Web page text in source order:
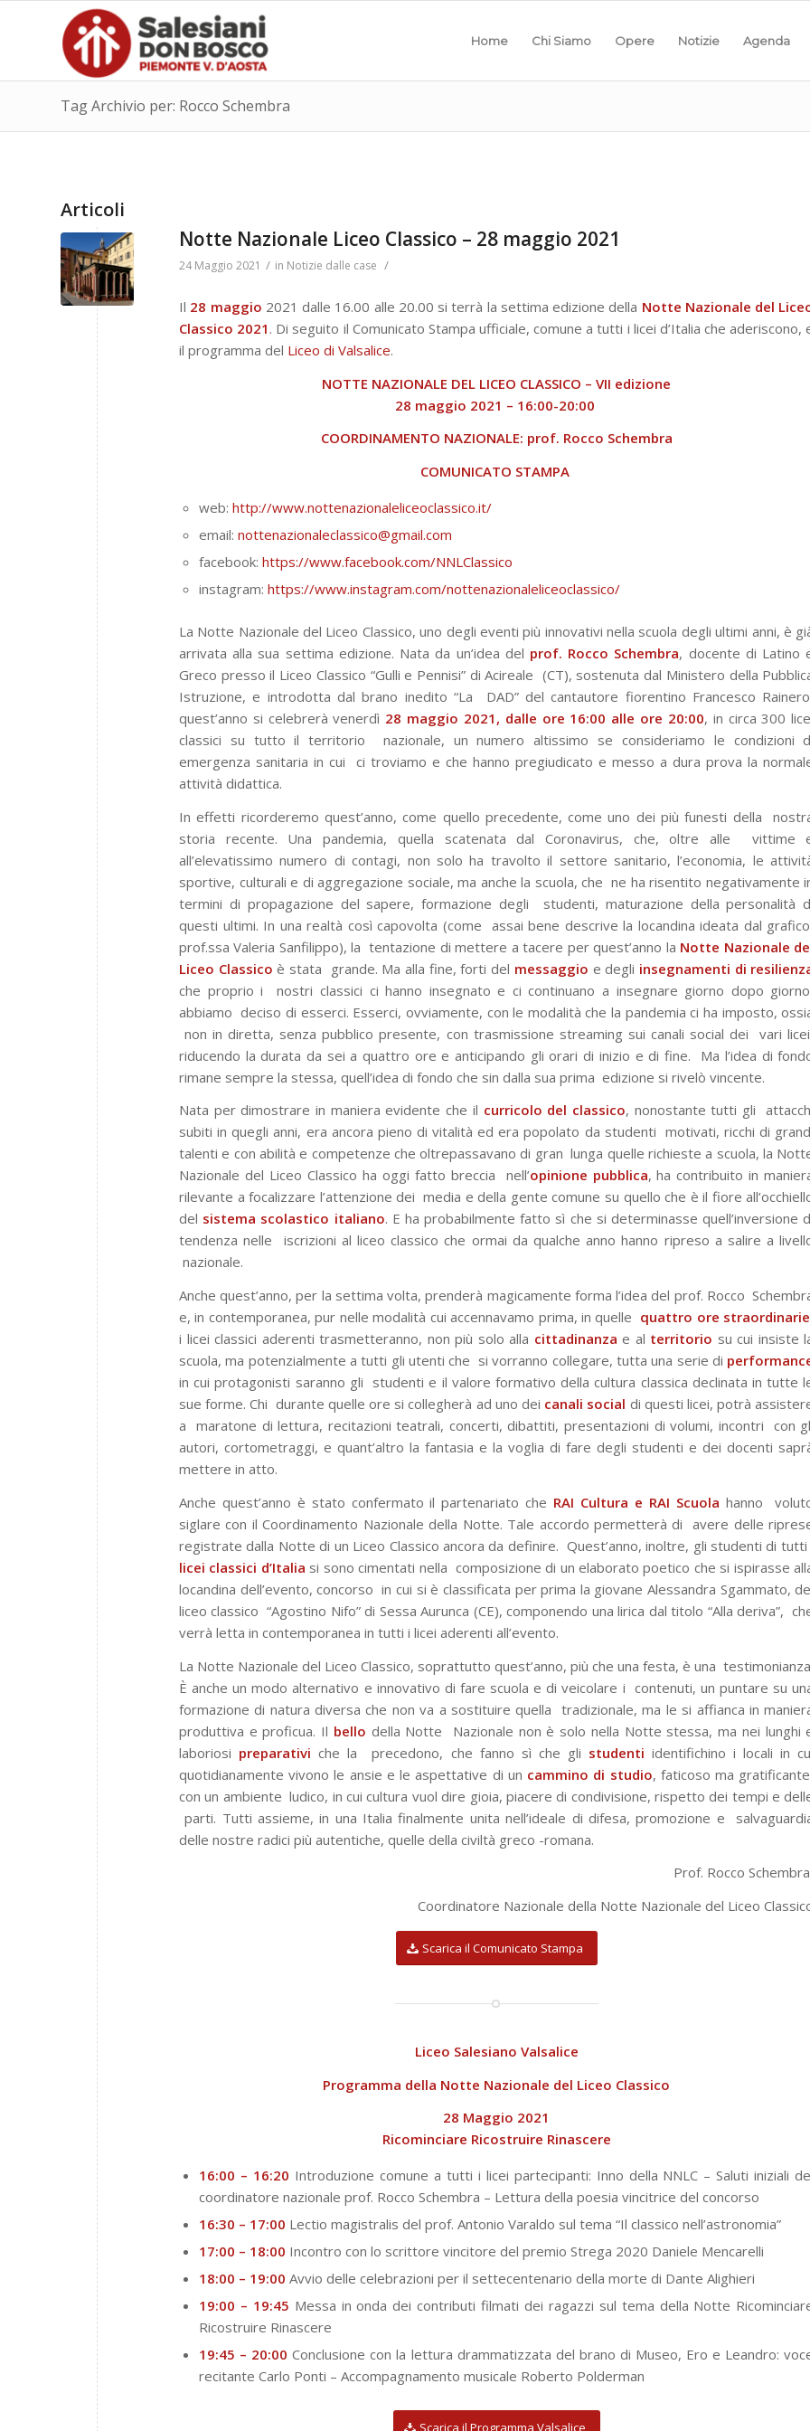
Home Chi Siamo Opere Notizie Agenda
Tag Archivio per: Rocco Schembra
Articoli
Notte Nazionale Liceo Classico – 28 maggio 2021
24 Maggio 2021 / in Notizie dalle case /
Il 28 maggio 2021 dalle 16.00 alle 20.00 si terrà la settima edizione della Notte Nazionale del
Classico 2021 . Di seguito il Comunicato Stampa ufficiale, comune a tutti i licei d’Italia che aderiscono,
il programma del Liceo di Valsalice.
NOTTE NAZIONALE DEL LICEO CLASSICO – VII edizione
28 maggio 2021 – 16:00-20:00
COORDINAMENTO NAZIONALE: prof. Rocco Schembra
COMUNICATO STAMPA
web: http://www.nottenazionaleliceoclassico.it/
email: nottenazionaleclassico@gmail.com
facebook: https://www.facebook.com/NNLClassico
instagram: https://www.instagram.com/nottenazionaleliceoclassico/
La Notte Nazionale del Liceo Classico, uno degli eventi più innovativi nella scuola degliultimi anni, è
arrivata alla sua settima edizione. Nata da un’idea del prof. Rocco Schembra, docente di Latino
Greco presso il Liceo Classico “Gulli e Pennisi” di Acireale (CT), sostenuta dal Ministero della
Istruzione, e introdotta dal brano inedito “La
DAD” del cantautore fiorentino Francesco
quest’anno si celebrerà venerdì 28 maggio 2021, dalle ore 16:00 alle ore 20:00, in circa 300
classici su tutto il territorio
nazionale, un numero altissimo se consideriamo le condizioni
emergenza sanitaria in cui
ci troviamo e che hanno pregiudicato e messo a dura prova la
attività didattica.
In effetti ricorderemo quest’anno, come quello precedente, come uno dei più funesti della
storia recente. Una pandemia, quella scatenata dal Coronavirus, che, oltre alle
vittime
all’elevatissimo numero di contagi, non solo ha travolto il settore sanitario,l’economia, le
sportive, culturali e di aggregazione sociale, ma anche la scuola, che ne ha risentito negativamente
termini di propagazione del sapere, formazione degli
studenti, maturazione della personalità
questi ultimi. In una realtà così capovolta (come assai bene descrive la locandina ideata dal
prof.ssa Valeria Sanfilippo), la tentazione di mettere a tacere per quest’anno la Notte Nazionale
Liceo Classico è stata grande. Ma alla fine, forti del messaggio e degli insegnamenti di
che proprio i
nostri classici ci hanno insegnato e ci continuano a insegnare giorno dopo
abbiamo deciso di esserci. Esserci, ovviamente, con le modalità che la pandemia ci ha imposto,
non in diretta, senza pubblico presente, con trasmissione streaming sui canali social dei
vari
riducendo la durata da sei a quattro ore e anticipando gli orari di inizio e di fine.
Ma l’idea di
rimane sempre la stessa, quell’idea di fondo che sin dalla sua prima edizione si rivelò vincente.
Nata per dimostrare in maniera evidente che il curricolo del classico, nonostante tutti gli
subiti in quegli anni, era ancora pieno di vitalità ed era popolato da studenti motivati, ricchi di
talenti e con abilità e competenze che oltrepassavano di gran lunga quelle richieste a scuola, la
Nazionale del Liceo Classico ha oggi fatto breccia
nell’opinione pubblica, ha contribuito in
rilevante a focalizzare l’attenzione dei media e della gente comune su quello che è il fiore
del sistema scolastico italiano. E ha probabilmente fatto sì che si determinasse quell’inversione
tendenza nelle
iscrizioni al liceo classico che ormai da qualche anno hanno ripreso a salire a
nazionale.
Anche quest’anno, per la settima volta, prenderà magicamente forma l’idea del prof. Rocco
e, in contemporanea, pur nelle modalità cui accennavamo prima, in quelle quattro ore straordinarie
i licei classici aderenti trasmetteranno, non più solo alla cittadinanza e al territorio su cui insiste
scuola, ma potenzialmente a tutti gli utenti che si vorranno collegare, tutta una serie di
in cui protagonisti saranno gli studenti e il valore formativo della cultura classica declinata in tutte
sue forme. Chi durante quelle ore si collegherà ad uno dei canali social di questi licei, potrà
a
maratone di lettura, recitazioni teatrali, concerti, dibattiti, presentazioni di volumi, incontri con
autori, cortometraggi, e quant’altro la fantasia e la voglia di fare degli studenti e dei docenti
mettere in atto.
Anche quest’anno è stato confermato il partenariato che RAI Cultura e RAI Scuola hanno
siglare con il Coordinamento Nazionale della Notte. Tale accordo permetterà di
avere delle
registrate dalla Notte di un Liceo Classico ancora da definire. Quest’anno, inoltre, gli studenti di tutti
licei classici d’Italia si sono cimentati nella composizione di un elaborato poetico che si ispirasse
locandina dell’evento, concorso in cui si è classificata per prima la giovane Alessandra Sgammato,
liceo classico “Agostino Nifo” di Sessa Aurunca (CE), componendo una lirica dal titolo “Alla deriva”,
verrà letta in contemporanea in tutti i licei aderenti all’evento.
La Notte Nazionale del Liceo Classico, soprattutto quest’anno, più che una festa, è una
È anche un modo alternativo e innovativo di fare scuola e di veicolare i contenuti, un puntare su
formazione di natura diversa che non va a sostituire quella
tradizionale, ma le si affianca in
produttiva e proficua. Il bello della Notte
Nazionale non è solo nella Notte stessa, ma nei lunghi
laboriosi preparativi che la precedono, che fanno sì che gli studenti identifichino i locali in
quotidianamente vivonole ansie e le aspettative di un cammino di studio, faticoso ma
con un ambiente ludico, in cui cultura vuol dire gioia, piacere di condivisione, rispetto dei tempi e
parti. Tutti assieme, in una Italia finalmente unita nell’ideale di difesa, promozione e
delle nostre radici più autentiche, quelle della civiltà greco -romana.
Prof. Rocco Schembra
Coordinatore Nazionale della Notte Nazionale del Liceo
Scarica il Comunicato Stampa
Liceo Salesiano Valsalice
Programma della Notte Nazionale del Liceo Classico
28 Maggio 2021
Ricominciare Ricostruire Rinascere
16:00 – 16:20 Introduzione comune a tutti i licei partecipanti: Inno della NNLC – Saluti iniziali
coordinatore nazionale prof. Rocco Schembra – Lettura della poesia vincitrice del concorso
16:30 – 17:00 Lectio magistralis del prof. Antonio Varaldo sul tema “Il classico nell’astronomia”
17:00 – 18:00 Incontro con lo scrittore vincitore del premio Strega 2020 Daniele Mencarelli
18:00 – 19:00 Avvio delle celebrazioni per il settecentenario della morte di Dante Alighieri
19:00 – 19:45 Messa in onda dei contributi filmati dei ragazzi sul tema della Notte
Ricostruire Rinascere
19:45 – 20:00 Conclusione con la lettura drammatizzata del brano di Museo, Ero e Leandro:
recitante Carlo Ponti – Accompagnamento musicale Roberto Polderman
Scarica il Programma Valsalice